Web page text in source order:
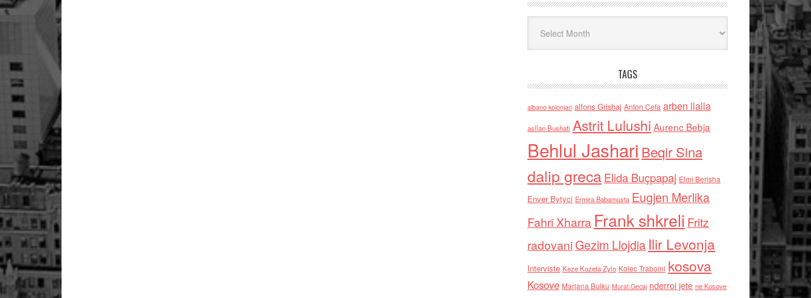
TAGS
albano kolonjari alfons Grishaj Anton Cefa arben llalla
asllan Bushati Astrit Lulushi Aurenc Bebja
Behlul Jashari Beqir Sina
dalip grecaElida Buçpapaj Elmi Berisha
Enver Bytyci Ermira Babamusta Eugjen Merlika
Fahri Xharra Frank shkreli Fritz
radovaniGezim Llojdia Ilir Levonja
Interviste Keze Kozeta Zylo Kolec Traboini kosova
Kosove Marjana Bulku Murat Gecaj nderroi jete ne Kosove